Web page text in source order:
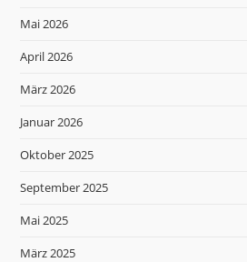
Mai 2026
April 2026
März 2026
Januar 2026
Oktober 2025
September 2025
Mai 2025
März 2025